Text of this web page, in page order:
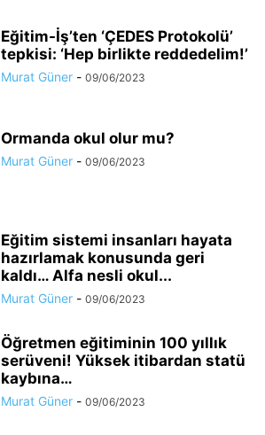
Eğitim-İş’ten ‘ÇEDES Protokolü’
tepkisi: ‘Hep birlikte reddedelim!’
Murat Güner - 09/06/2023
Ormanda okul olur mu?
Murat Güner - 09/06/2023
Eğitim sistemi insanları hayata
hazırlamak konusunda geri
kaldı… Alfa nesli okul...
Murat Güner - 09/06/2023
Öğretmen eğitiminin 100 yıllık
serüveni! Yüksek itibardan statü
kaybına…
Murat Güner - 09/06/2023